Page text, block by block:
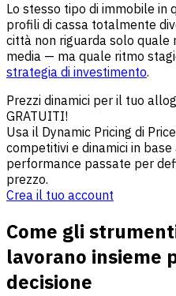
Lo stesso tipo di immobile in
profili di cassa totalmente
città non riguarda solo quale
media — ma quale ritmo
strategia di investimento.
Prezzi dinamici per il tuo
GRATUITI!
Usa il Dynamic Pricing di
competitivi e dinamici in
performance passate per
prezzo.
Crea il tuo account
Come gli
lavorano insieme
decisione